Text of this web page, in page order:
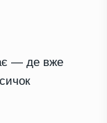
— де вже